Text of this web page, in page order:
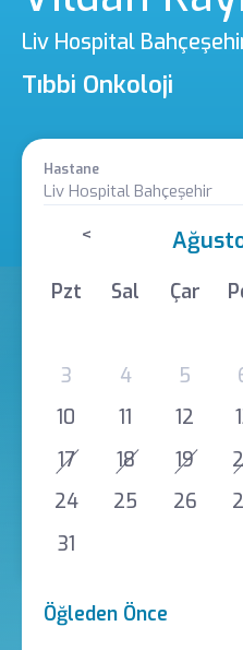
Liv Hospital
Tıbbi Onkoloji
Hastane
Liv Hospital Bahçeşehir
<
Pzt Sal Çar
3
4 5
10
11 12
17
18 19
24
25 26
31
Öğleden Önce